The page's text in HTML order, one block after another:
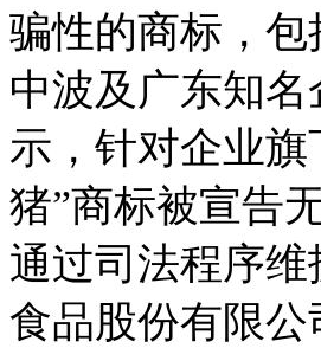
骗性的商标，包
中波及广东知
示，针对企业
猪”商标被宣告
通过司法程序
食品股份有限